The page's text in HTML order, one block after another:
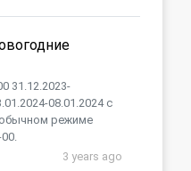
31.12.2023-
08.01.2024 с
режиме
3 years ago